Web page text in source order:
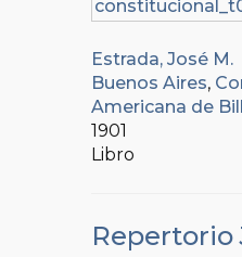
Estrada, José M.
Buenos Aires,
Americana de
1901
Libro
Repertorio